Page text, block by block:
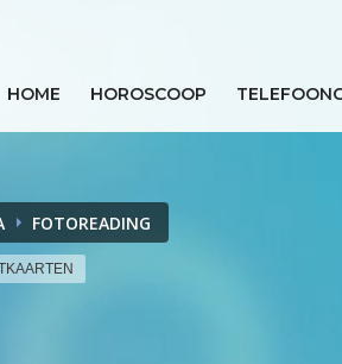
HOME HOROSCOOP
FOTOREADING